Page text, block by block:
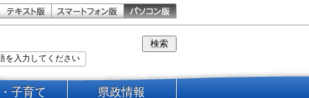
子育て 県政情報